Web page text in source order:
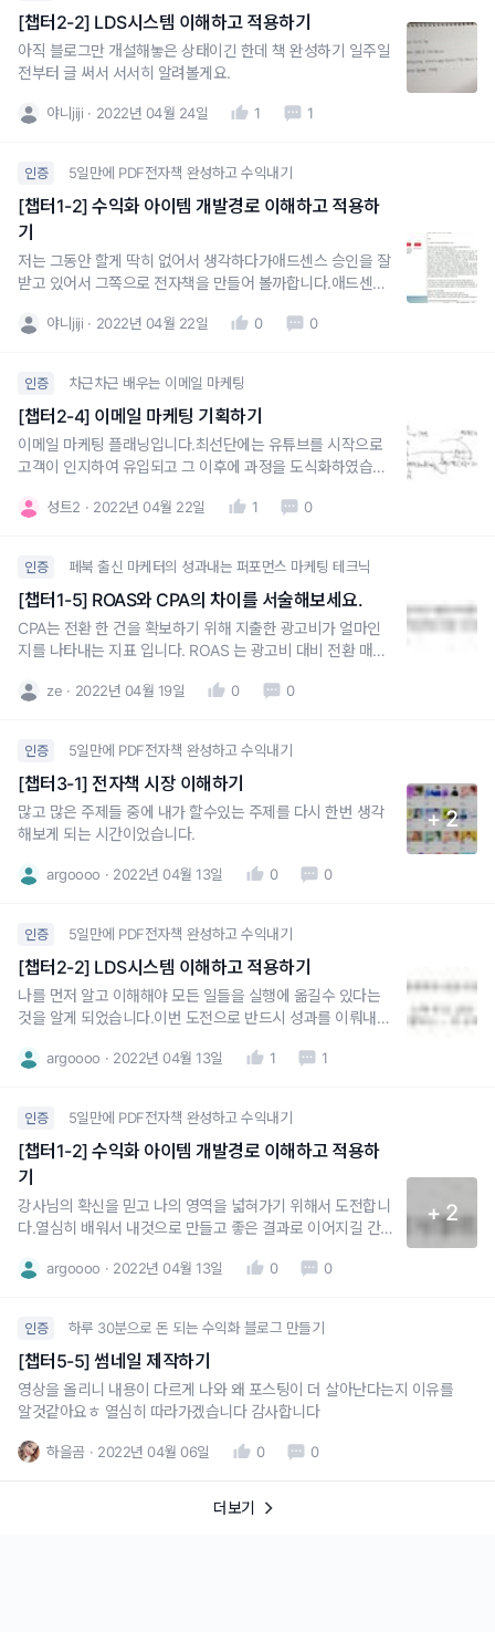
[챕터2-2] LDS시스템 이해하고 적용하기
아직 블로그만 개설해놓은 상태이긴 한데 책 완성하기 일주일
전부터 글 써서 서서히 알려볼게요.
야니jiji 2022년 04월 24일 1 1
인증 5일만에 PDF전자책 완성하고 수익내기
[챕터1-2] 수익화 아이템 개발경로 이해하고 적용하
기
저는 그동안 할게 딱히 없어서 생각하다가애드센스 승인을 잘
받고 있어서 그쪽으로 전자책을 만들어 볼까합니다.애드센스
는데요여전히 승인문제로 고민하는 분들이 많다는걸 보아서
나눔해보려고
야니jiji 2022년 04월 22일 0 0
인증 차근차근 배우는 이메일 마케팅
[챕터2-4] 이메일 마케팅 기획하기
이메일 마케팅 플래닝입니다.최선단에는 유튜브를 시작으로
고객이 인지하여 유입되고 그 이후에 과정을 도식화하였습니
성트2 2022년 04월 22일 1 0
인증 페북 출신 마케터의 성과내는 퍼포먼스 마케팅 테크닉
[챕터1-5] ROAS와 CPA의 차이를 서술해보세요.
CPA는 전환 한 건을 확보하기 위해 지출한 광고비가 얼마인
지를 나타내는 지표 입니다. ROAS 는 광고비 대비 전환 매출
매 CPA 정보와 평균 구매 비용 정보 또한 내포되어 있습니다.
ze 2022년 04월 19일 0 0
인증 5일만에 PDF전자책 완성하고 수익내기
[챕터3-1] 전자책 시장 이해하기
많고 많은 주제들 중에 내가 할수있는 주제를 다시 한번 생각
해보게 되는 시간이었습니다.
+ 2
argoooo 2022년 04월 13일 0 0
인증 5일만에 PDF전자책 완성하고 수익내기
[챕터2-2] LDS시스템 이해하고 적용하기
나를 먼저 알고 이해해야 모든 일들을 실행에 옮길수 있다는
것을 알게 되었습니다.이번 도전으로 반드시 성과를 이뤄내고
argoooo 2022년 04월 13일 1 1
인증 5일만에 PDF전자책 완성하고 수익내기
[챕터1-2] 수익화 아이템 개발경로 이해하고 적용하
기
강사님의 확신을 믿고 나의 영역을 넓혀가기 위해서 도전합니
다.열심히 배워서 내것으로 만들고 좋은 결과로 이어지길 간
+ 2
argoooo 2022년 04월 13일 0 0
인증 하루 30분으로 돈 되는 수익화 블로그 만들기
[챕터5-5] 썸네일 제작하기
영상을 올리니 내용이 다르게 나와 왜 포스팅이 더 살아난다는지 이유를
알것같아요ㅎ 열심히 따라가겠습니다 감사합니다
하을곰 2022년 04월 06일 0 0
더보기